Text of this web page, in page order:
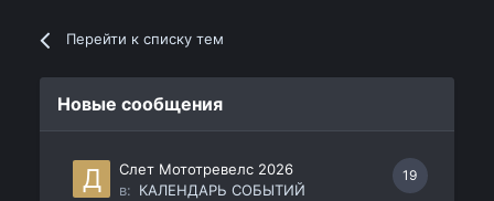
Перейти к списку тем
Новые сообщения
19
Слет Мототревелс 2026
в: КАЛЕНДАРЬ СОБЫТИЙ